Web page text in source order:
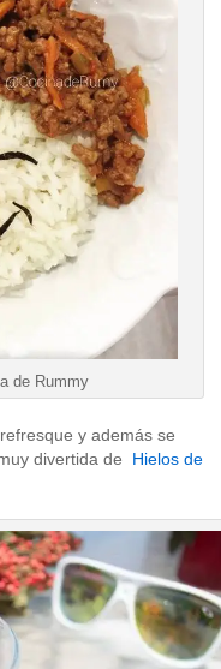
de Rummy
y además se
divertida de Hielos de